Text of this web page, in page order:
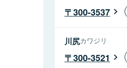
300-3537
川尻カワジリ
300-3521